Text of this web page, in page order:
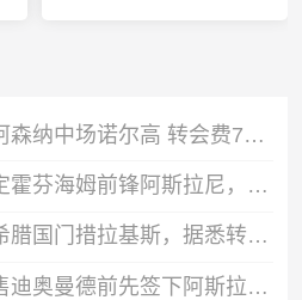
官方：埃弗顿签下阿森纳中场诺尔高 转会费700万镑签约2年
德天空：莱比锡敲定霍芬海姆前锋阿斯拉尼，转会费约2500万欧
官方：赫尔城签下希腊国门措拉基斯，据悉转会费1700万英镑
罗马诺：莱比锡出售迪奥曼德前先签下阿斯拉尼，之后才会放他体检